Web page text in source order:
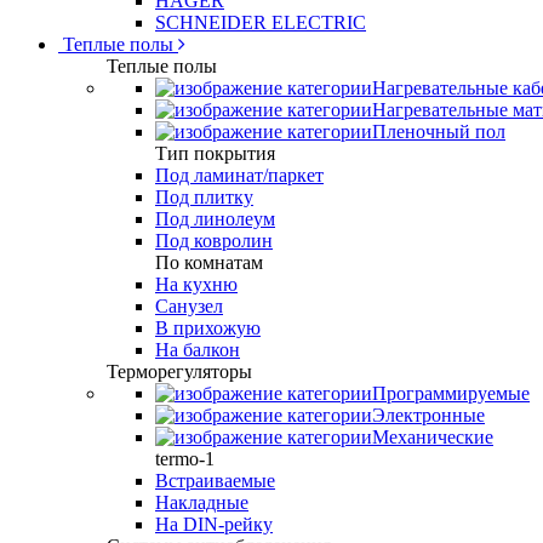
SCHNEIDER ELECTRIC
Теплые полы
Теплые полы
Нагревательные
Нагревательные
Пленочный пол
Тип покрытия
Под ламинат/паркет
Под плитку
Под линолеум
Под ковролин
По комнатам
На кухню
Санузел
В прихожую
На балкон
Терморегуляторы
Программируемые
Электронные
Механические
termo-1
Встраиваемые
Накладные
На DIN-рейку